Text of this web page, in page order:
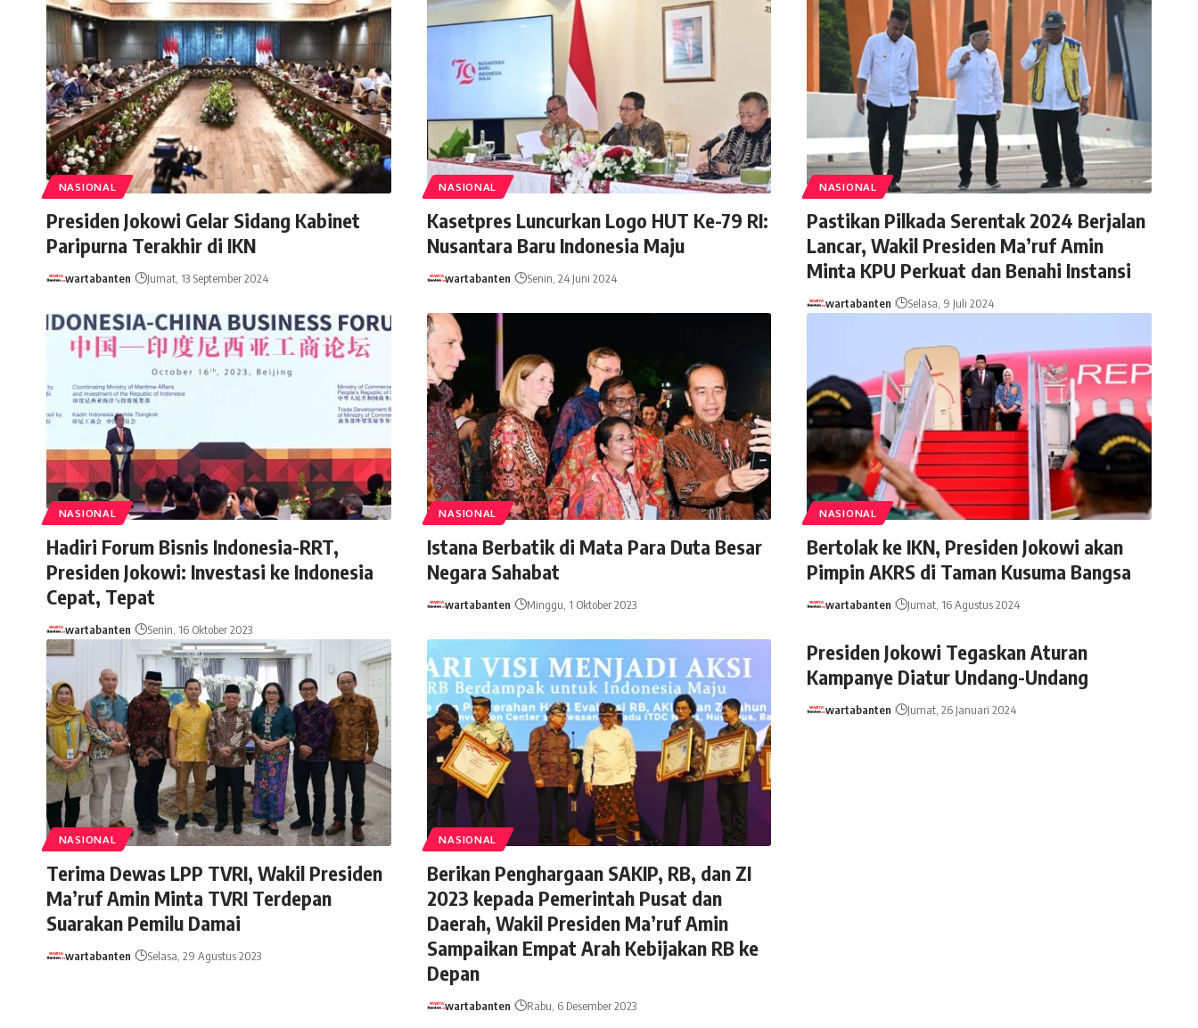
NASIONAL
Presiden Jokowi Gelar Sidang Kabinet
Paripurna Terakhir di IKN
wartabanten Jumat, 13 September 2024
NASIONAL
Kasetpres Luncurkan Logo HUT Ke-79 RI:
Nusantara Baru Indonesia Maju
wartabanten Senin, 24 Juni 2024
NASIONAL
Pastikan Pilkada Serentak 2024 Berjalan
Lancar, Wakil Presiden Ma’ruf Amin
Minta KPU Perkuat dan Benahi Instansi
wartabanten Selasa, 9 Juli 2024
NASIONAL
Hadiri Forum Bisnis Indonesia-RRT,
Presiden Jokowi: Investasi ke Indonesia
Cepat, Tepat
wartabanten Senin, 16 Oktober 2023
NASIONAL
Istana Berbatik di Mata Para Duta Besar
Negara Sahabat
wartabanten Minggu, 1 Oktober 2023
NASIONAL
Bertolak ke IKN, Presiden Jokowi akan
Pimpin AKRS di Taman Kusuma Bangsa
wartabanten Jumat, 16 Agustus 2024
NASIONAL
Terima Dewas LPP TVRI, Wakil Presiden
Ma’ruf Amin Minta TVRI Terdepan
Suarakan Pemilu Damai
wartabanten Selasa, 29 Agustus 2023
NASIONAL
Berikan Penghargaan SAKIP, RB, dan ZI
2023 kepada Pemerintah Pusat dan
Daerah, Wakil Presiden Ma’ruf Amin
Sampaikan Empat Arah Kebijakan RB ke
Depan
wartabanten Rabu, 6 Desember 2023
Presiden Jokowi Tegaskan Aturan
Kampanye Diatur Undang-Undang
wartabanten Jumat, 26 Januari 2024